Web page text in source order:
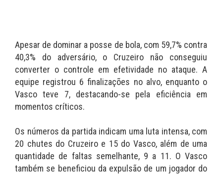
Apesar de dominar a posse de bola, com 59,7% contra
40,3% do adversário, o Cruzeiro não conseguiu
converter o controle em efetividade no ataque. A
equipe registrou 6 finalizações no alvo, enquanto o
Vasco teve 7, destacando-se pela eficiência em
momentos críticos.
Os números da partida indicam uma luta intensa, com
20 chutes do Cruzeiro e 15 do Vasco, além de uma
quantidade de faltas semelhante, 9 a 11. O Vasco
também se beneficiou da expulsão de um jogador do